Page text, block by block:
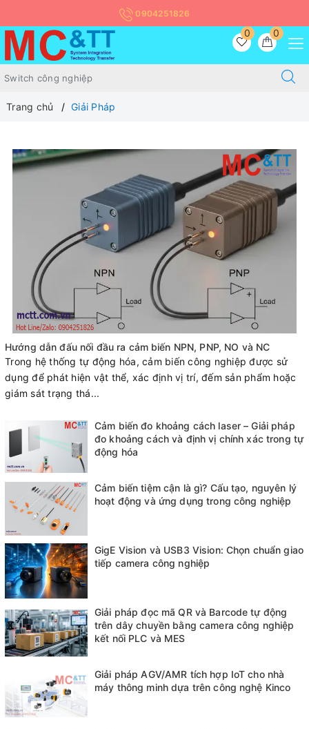
0904251826
0
0
Trang chủ Giải Pháp
Hướng dẫn đấu nối đầu ra cảm biến NPN, PNP, NO và NC
Trong hệ thống tự động hóa, cảm biến công nghiệp được sử
dụng để phát hiện vật thể, xác định vị trí, đếm sản phẩm hoặc
giám sát trạng thá...
Cảm biến đo khoảng cách laser – Giải pháp
đo khoảng cách và định vị chính xác trong tự
động hóa
Cảm biến tiệm cận là gì? Cấu tạo, nguyên lý
hoạt động và ứng dụng trong công nghiệp
GigE Vision và USB3 Vision: Chọn chuẩn giao
tiếp camera công nghiệp
Giải pháp đọc mã QR và Barcode tự động
trên dây chuyền bằng camera công nghiệp
kết nối PLC và MES
Giải pháp AGV/AMR tích hợp IoT cho nhà
máy thông minh dựa trên công nghệ Kinco